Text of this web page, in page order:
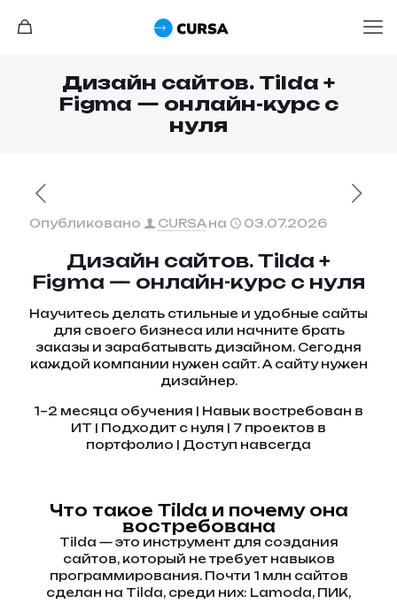
Дизайн сайтов. Tilda +
Figma — онлайн-курс с
нуля
Опубликовано CURSA на 03.07.2026
Дизайн сайтов. Tilda +
Figma — онлайн-курс с нуля
Научитесь делать стильные и удобные сайты
для своего бизнеса или начните брать
заказы и зарабатывать дизайном. Сегодня
каждой компании нужен сайт. А сайту нужен
дизайнер.
1–2 месяца обучения | Навык востребован в
ИТ | Подходит с нуля | 7 проектов в
портфолио | Доступ навсегда
Что такое Tilda и почему она
востребована
Tilda — это инструмент для создания
сайтов, который не требует навыков
программирования. Почти 1 млн сайтов
сделан на Tilda, среди них: Lamoda, ПИК,